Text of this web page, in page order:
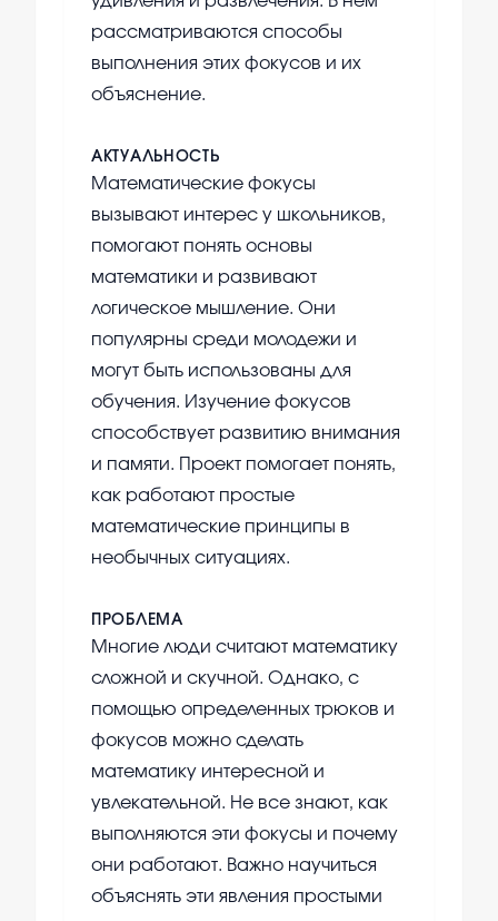
рассматриваются способы
выполнения этих фокусов и их
объяснение.
АКТУАЛЬНОСТЬ
Математические фокусы
вызывают интерес у школьников,
помогают понять основы
математики и развивают
логическое мышление. Они
популярны среди молодежи и
могут быть использованы для
обучения. Изучение фокусов
способствует развитию внимания
и памяти. Проект помогает понять,
как работают простые
математические принципы в
необычных ситуациях.
ПРОБЛЕМА
Многие люди считают математику
сложной и скучной. Однако, с
помощью определенных трюков и
фокусов можно сделать
математику интересной и
увлекательной. Не все знают, как
выполняются эти фокусы и почему
они работают. Важно научиться
объяснять эти явления простыми